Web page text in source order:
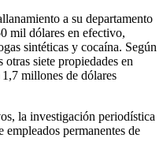
a su departamento
mil dólares en efectivo,
sintéticas y cocaína. Según
siete propiedades en
millones de dólares
la investigación periodística
permanentes de